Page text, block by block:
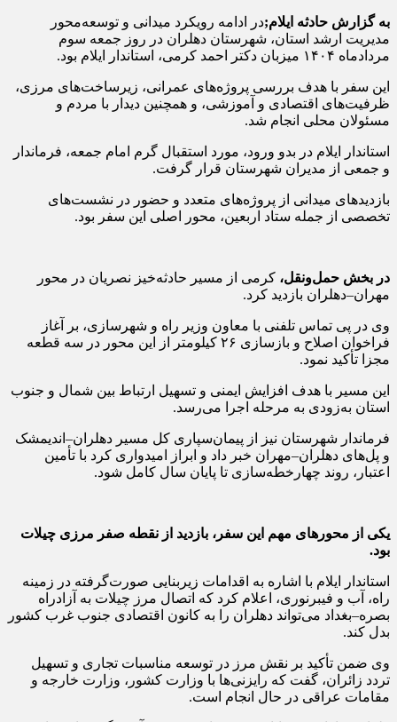
به گزارش حادثه ایلام;در ادامه رویکرد میدانی و توسعه‌محور
مدیریت ارشد استان، شهرستان دهلران در روز جمعه سوم
مردادماه ۱۴۰۴ میزبان دکتر احمد کرمی، استاندار ایلام بود.
این سفر با هدف بررسی پروژه‌های عمرانی، زیرساخت‌های مرزی،
ظرفیت‌های اقتصادی و آموزشی، و همچنین دیدار با مردم و
مسئولان محلی انجام شد.
استاندار ایلام در بدو ورود، مورد استقبال گرم امام جمعه، فرماندار
و جمعی از مدیران شهرستان قرار گرفت.
بازدیدهای میدانی از پروژه‌های متعدد و حضور در نشست‌های
تخصصی از جمله ستاد اربعین، محور اصلی این سفر بود.
در بخش حمل‌ونقل، کرمی از مسیر حادثه‌خیز نصریان در محور
مهران–دهلران بازدید کرد.
وی در پی تماس تلفنی با معاون وزیر راه و شهرسازی، بر آغاز
فراخوان اصلاح و بازسازی ۲۶ کیلومتر از این محور در سه قطعه
مجزا تأکید نمود.
این مسیر با هدف افزایش ایمنی و تسهیل ارتباط بین شمال و جنوب
استان به‌زودی به مرحله اجرا می‌رسد.
فرماندار شهرستان نیز از پیمان‌سپاری کل مسیر دهلران–اندیمشک
و پل‌های دهلران–مهران خبر داد و ابراز امیدواری کرد با تأمین
اعتبار، روند چهارخطه‌سازی تا پایان سال کامل شود.
یکی از محورهای مهم این سفر، بازدید از نقطه صفر مرزی چیلات
بود.
استاندار ایلام با اشاره به اقدامات زیربنایی صورت‌گرفته در زمینه
راه، آب و فیبرنوری، اعلام کرد که اتصال مرز چیلات به آزادراه
بصره–بغداد می‌تواند دهلران را به کانون اقتصادی جنوب غرب کشور
بدل کند.
وی ضمن تأکید بر نقش مرز در توسعه مناسبات تجاری و تسهیل
تردد زائران، گفت که رایزنی‌ها با وزارت کشور، وزارت خارجه و
مقامات عراقی در حال انجام است.